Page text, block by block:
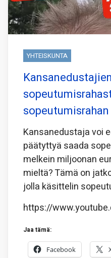
YHTEISKUNTA
Kansanedustajien
Kansanedustaja voi
päätyttyä saada
melkein miljoonan
mieltä? Tämä on
jolla käsittelin
https://
Jaa tämä:
Facebook